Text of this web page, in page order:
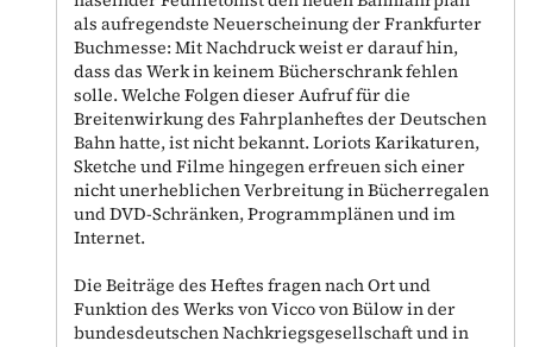
als aufregendste Neuerscheinung der Frankfurter
Buchmesse: Mit Nachdruck weist er darauf hin,
dass das Werk in keinem Bücherschrank fehlen
solle. Welche Folgen dieser Aufruf für die
Breitenwirkung des Fahrplanheftes der Deutschen
Bahn hatte, ist nicht bekannt. Loriots Karikaturen,
Sketche und Filme hingegen erfreuen sich einer
nicht unerheblichen Verbreitung in Bücherregalen
und DVD-Schränken, Programmplänen und im
Internet.
Die Beiträge des Heftes fragen nach Ort und
Funktion des Werks von Vicco von Bülow in der
bundesdeutschen Nachkriegsgesellschaft und in